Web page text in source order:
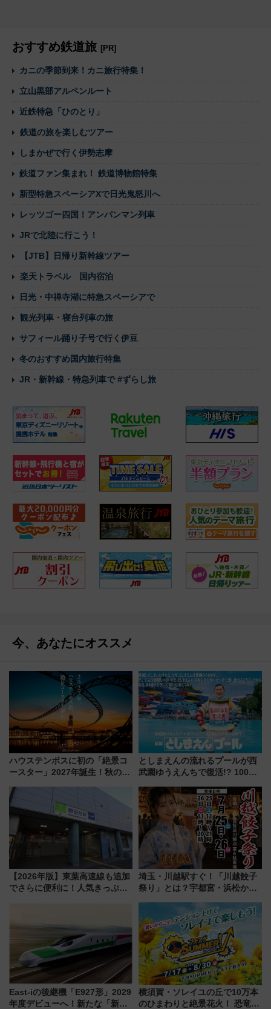
おすすめ鉄道旅 [PR]
カニの季節到来！カニ旅行特集！
立山黒部アルペンルート
近鉄特急「ひのとり」
鉄道の旅を楽しむツアー
しまかぜで行く伊勢志摩
鉄道ファン集まれ！ 鉄道博物館特集
新型特急スペーシアXで日光鬼怒川へ
レッツゴー四国！アンパンマン列車
JRで北陸に行こう！
【JTB】日帰り新幹線ツアー
楽天トラベル 国内宿泊
日光・中禅寺湖に特急スペーシアで
観光列車・寝台列車の旅
サフィール踊り子号で行く伊豆
冬のおすすめ国内旅行特集
JR・新幹線・特急列車で #ずらし旅
今、あなたにオススメ
ハウステンボスに初の「絶景コ
ースター」2027年誕生！秋の
ろも一挙紹介
としまえんの流れるプールが西
武園ゆうえんちで復活!? 100周
イダー」に注目 2026年夏は所
沢へ遊びに行こう
【2026年版】東葉高速線も追加
でさらに便利に！人気きっぷ
埼玉・川越駅すぐ！「川越餃子
祭り」とは？宇都宮・浜松から
を食べ比べ【7月25日・26日開
催】
East-iの後継機「E927形」2029
年度デビューへ！新たな「新幹
横須賀・ソレイユの丘で10万本
のひまわりと絶景花火！ 恐竜や